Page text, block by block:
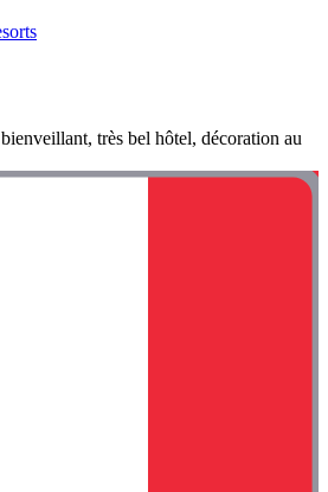
très bel hôtel, décoration au